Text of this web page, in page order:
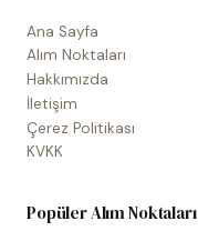
Ana Sayfa
Alım Noktaları
Hakkımızda
İletişim
Çerez Politikası
KVKK
Popüler Alım Noktaları